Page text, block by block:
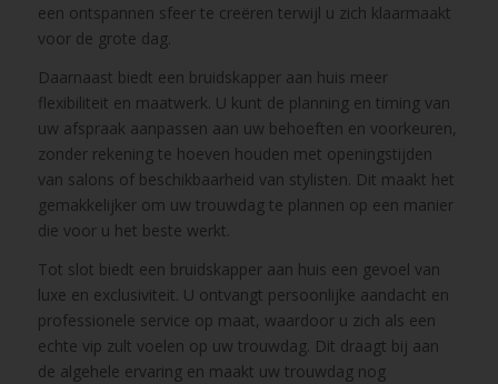
een ontspannen sfeer te creëren terwijl u zich klaarmaakt
voor de grote dag.
Daarnaast biedt een bruidskapper aan huis meer
flexibiliteit en maatwerk. U kunt de planning en timing van
uw afspraak aanpassen aan uw behoeften en voorkeuren,
zonder rekening te hoeven houden met openingstijden
van salons of beschikbaarheid van stylisten. Dit maakt het
gemakkelijker om uw trouwdag te plannen op een manier
die voor u het beste werkt.
Tot slot biedt een bruidskapper aan huis een gevoel van
luxe en exclusiviteit. U ontvangt persoonlijke aandacht en
professionele service op maat, waardoor u zich als een
echte vip zult voelen op uw trouwdag. Dit draagt bij aan
de algehele ervaring en maakt uw trouwdag nog